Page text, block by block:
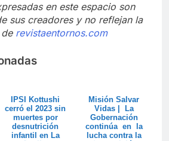
en este espacio son
sus creadores y no reflejan la
revistaentornos.com
IPSI Kottushi
cerró el 2023 sin
muertes por
desnutrición
infantil en La
Misión Salvar
Vidas | La
Gobernación
continúa en la
lucha contra la